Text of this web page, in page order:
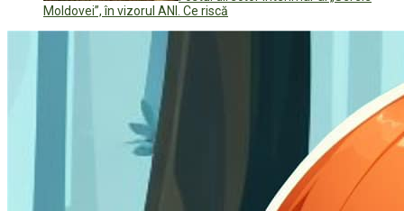
Moldovei”, în vizorul ANI. Ce riscă